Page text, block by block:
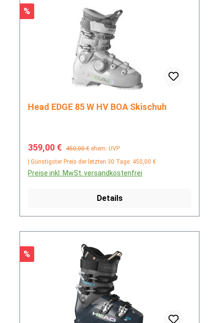
Rabatt
%
Head EDGE 85 W HV BOA Skischuh
Verkaufspreis:
359,00 € Regulärer Preis:
450,00 € ehem. UVP
| Günstigster Preis der letzten 30 Tage: 450,00 €
Preise inkl. MwSt. versandkostenfrei
Details
Rabatt
%